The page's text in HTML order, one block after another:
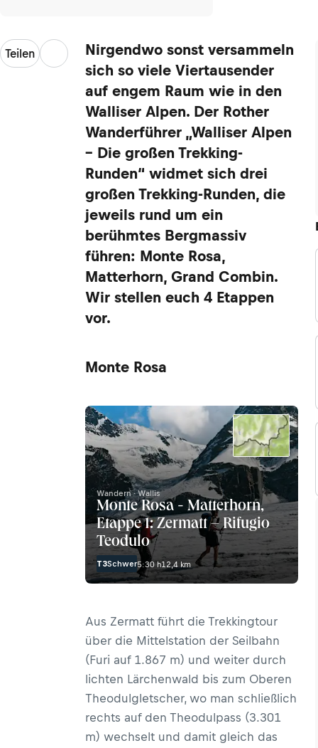
Teilen
Nirgendwo sonst versammeln
sich so viele Viertausender
auf engem Raum wie in den
Walliser Alpen. Der Rother
Wanderführer „Walliser Alpen
– Die großen Trekking-
Runden“ widmet sich drei
großen Trekking-Runden, die
jeweils rund um ein
berühmtes Bergmassiv
führen: Monte Rosa,
Matterhorn, Grand Combin.
Wir stellen euch 4 Etappen
vor.
Monte Rosa
Wandern · Wallis
Monte Rosa - Matterhorn,
Etappe 1: Zermatt – Rifugio
Teodulo
T3Schwer5:30 h12,4 km
Aus Zermatt führt die Trekkingtour
über die Mittelstation der Seilbahn
(Furi auf 1.867 m) und weiter durch
lichten Lärchenwald bis zum Oberen
Theodulgletscher, wo man schließlich
rechts auf den Theodulpass (3.301
m) wechselt und damit gleich das